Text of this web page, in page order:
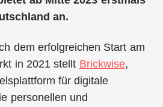
an.
dem erfolgreichen Start am
in 2021 stellt Brickwise,
für digitale
personellen und